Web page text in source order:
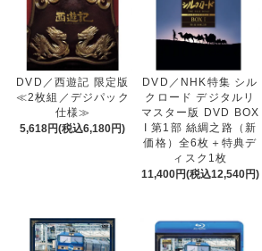
DVD／西遊記 限定版
≪2枚組／デジパック
仕様≫
5,618円(税込6,180円)
DVD／NHK特集 シル
クロード デジタルリ
マスター版 DVD BOX
I 第1部 絲綢之路（新
価格）全6枚＋特典デ
ィスク1枚
11,400円(税込12,540円)